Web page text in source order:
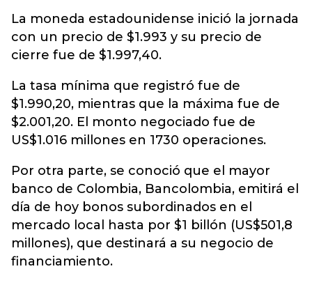
La moneda estadounidense inició la jornada
con un precio de $1.993 y su precio de
cierre fue de $1.997,40.
La tasa mínima que registró fue de
$1.990,20, mientras que la máxima fue de
$2.001,20. El monto negociado fue de
US$1.016 millones en 1730 operaciones.
Por otra parte, se conoció que el mayor
banco de Colombia, Bancolombia, emitirá el
día de hoy bonos subordinados en el
mercado local hasta por $1 billón (US$501,8
millones), que destinará a su negocio de
financiamiento.